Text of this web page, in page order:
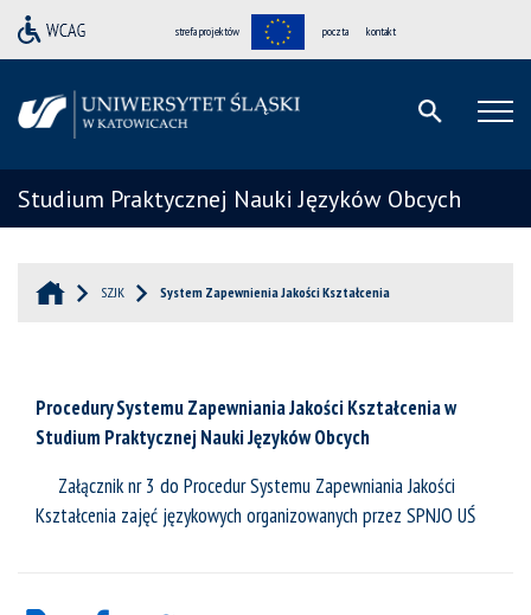
strefa projektów poczta kontakt
Studium Praktycznej Nauki Języków Obcych
SZJK System Zapewnienia Jakości Kształcenia
ProcedurySystemu Zapewniania Jakości Kształceniaw
Studium Praktycznej Nauki Języków Obcych
Załącznik nr 3 do Procedur Systemu Zapewniania Jakości
Kształcenia zajęć językowych organizowanych przez SPNJO UŚ